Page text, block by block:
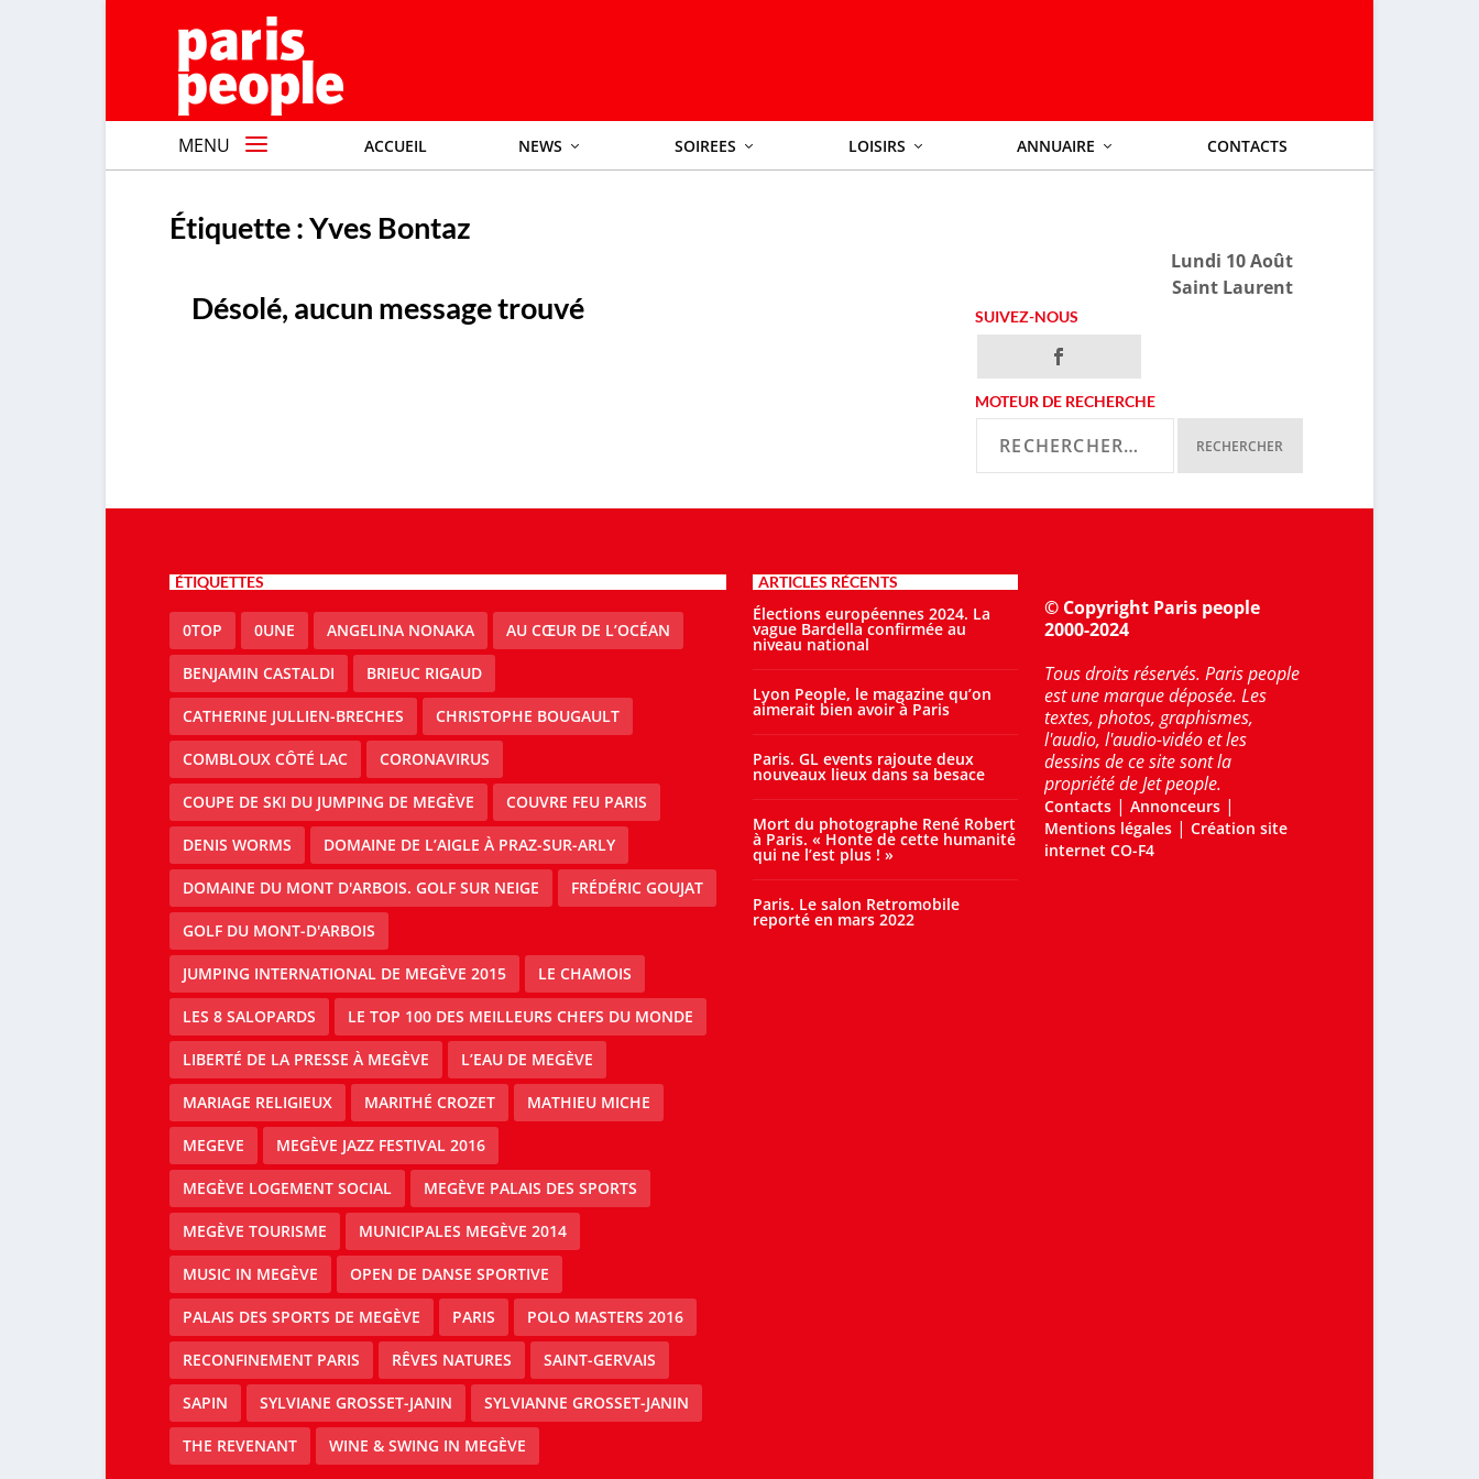
MENU ACCUEIL NEWS SOIREES LOISIRS ANNUAIRE CONTACTS
Étiquette :Yves Bontaz
Désolé, aucun message trouvé
Lundi 10 Août
Saint Laurent
SUIVEZ-NOUS
MOTEUR DE RECHERCHE
ÉTIQUETTES
0TOP 0UNE ANGELINA NONAKA AU CŒUR DE L’OCÉAN
BENJAMIN CASTALDI BRIEUC RIGAUD
CATHERINE JULLIEN-BRECHES CHRISTOPHE BOUGAULT
COMBLOUX CÔTÉ LAC CORONAVIRUS
COUPE DE SKI DU JUMPING DE MEGÈVE COUVRE FEU PARIS
DENIS WORMS DOMAINE DE L’AIGLE À PRAZ-SUR-ARLY
DOMAINE DU MONT D'ARBOIS. GOLF SUR NEIGE FRÉDÉRIC GOUJAT
GOLF DU MONT-D'ARBOIS
JUMPING INTERNATIONAL DE MEGÈVE 2015 LE CHAMOIS
LES 8 SALOPARDS LE TOP 100 DES MEILLEURS CHEFS DU MONDE
LIBERTÉ DE LA PRESSE À MEGÈVE L’EAU DE MEGÈVE
MARIAGE RELIGIEUX MARITHÉ CROZET MATHIEU MICHE
MEGEVE MEGÈVE JAZZ FESTIVAL 2016
MEGÈVE LOGEMENT SOCIAL MEGÈVE PALAIS DES SPORTS
MEGÈVE TOURISME MUNICIPALES MEGÈVE 2014
MUSIC IN MEGÈVE OPEN DE DANSE SPORTIVE
PALAIS DES SPORTS DE MEGÈVE PARIS POLO MASTERS 2016
RECONFINEMENT PARIS RÊVES NATURES SAINT-GERVAIS
SAPIN SYLVIANE GROSSET-JANIN SYLVIANNE GROSSET-JANIN
THE REVENANT WINE & SWING IN MEGÈVE
ARTICLES RÉCENTS
Élections européennes 2024. La
vague Bardella confirmée au
niveau national
Lyon People, le magazine qu’on
aimerait bien avoir à Paris
Paris. GL events rajoute deux
nouveaux lieux dans sa besace
Mort du photographe René Robert
à Paris. « Honte de cette humanité
qui ne l’est plus ! »
Paris. Le salon Retromobile
reporté en mars 2022
© Copyright Paris people
2000-2024
Tous droits réservés. Paris people
est une marque déposée. Les
textes, photos, graphismes,
l'audio, l'audio-vidéo et les
dessins de ce site sont la
propriété de Jet people.
Contacts |Annonceurs |
Mentions légales |Création site
internet CO-F4